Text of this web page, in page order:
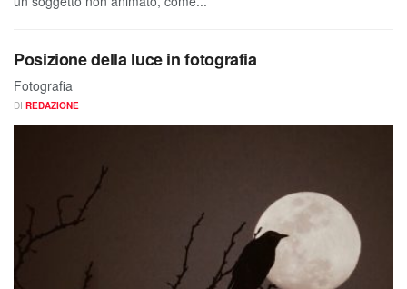
Posizione della luce in fotografia
Fotografia
DI REDAZIONE